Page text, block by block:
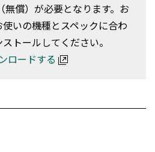
無償）が必要となります。お
いの機種とスペックに合わ
トールしてください。
ロードする